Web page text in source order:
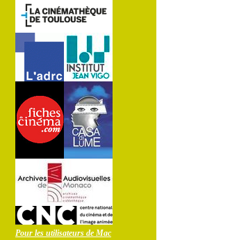
Pour les utilisateurs de Mac